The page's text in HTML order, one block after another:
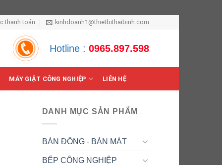
thanh toán kinhdoanh1@thietbithaibinh.com
Hotline : 0965.897.598
MÁY GIẶT CÔNG NGHIỆP LIÊN HỆ
DANH MỤC SẢN PHẨM
BÀN ĐÔNG - BÀN MÁT
BẾP CÔNG NGHIỆP